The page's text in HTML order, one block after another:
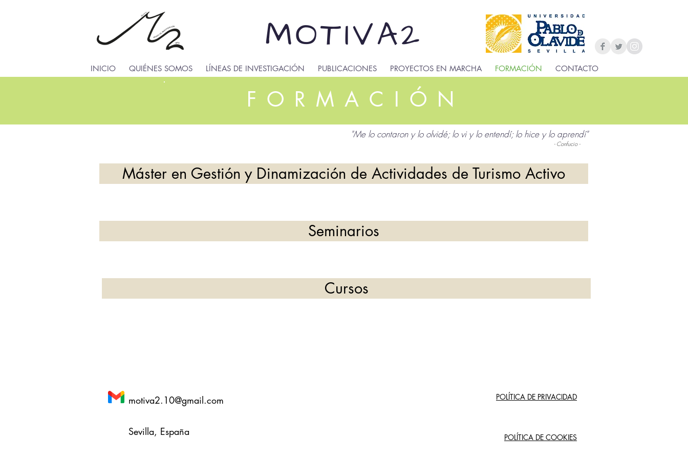
MOTIVA2
INICIO QUIÉNES SOMOS LÍNEAS DE INVESTIGACIÓN PUBLICACIONES PROYECTOS EN MARCHA FORMACIÓN CONTACTO
FORMACIÓN
"Me lo contaron y lo olvidé; lo vi y lo entendí; lo hice y lo aprendí"
- Confucio -
Máster en Gestión y Dinamización de Actividades de Turismo Activo
Seminarios
Cursos
motiva2.10@gmail.com
Sevilla, España
POLÍTICA DE PRIVACIDAD
POLÍTICA DE COOKIES